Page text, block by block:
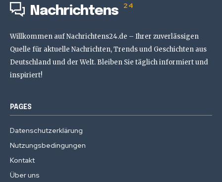
Nachrichtens 24
Willkommen auf Nachrichtens24.de – Ihrer zuverlässigen
Quelle für aktuelle Nachrichten, Trends und Geschichten aus
Deutschland und der Welt. Bleiben Sie täglich informiert und
inspiriert!
PAGES
Datenschutzerklärung
Nutzungsbedingungen
Kontakt
Über uns